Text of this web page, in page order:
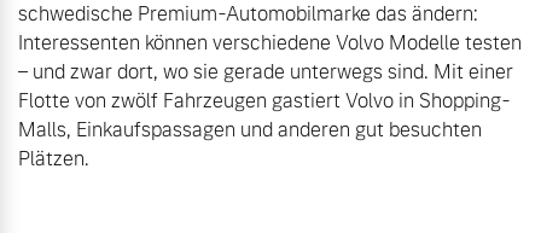
schwedische Premium-Automobilmarke das ändern:
Interessenten können verschiedene Volvo Modelle testen
– und zwar dort, wo sie gerade unterwegs sind. Mit einer
Flotte von zwölf Fahrzeugen gastiert Volvo in Shopping-
Malls, Einkaufspassagen und anderen gut besuchten
Plätzen.